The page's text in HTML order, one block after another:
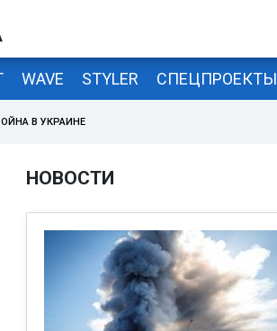
WAVE STYLER СПЕЦПРОЕКТЫ
В УКРАИНЕ
НОВОСТИ